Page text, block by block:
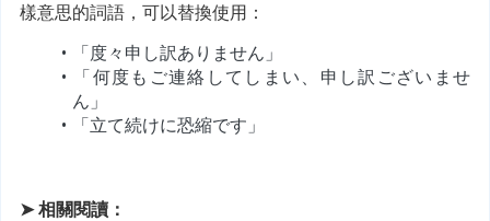
樣意思的詞語，可以替換使用：
「度々申し訳ありません」
「何度もご連絡してしまい、申し訳ございませ
ん」
「立て続けに恐縮です」
➤ 相關閱讀：